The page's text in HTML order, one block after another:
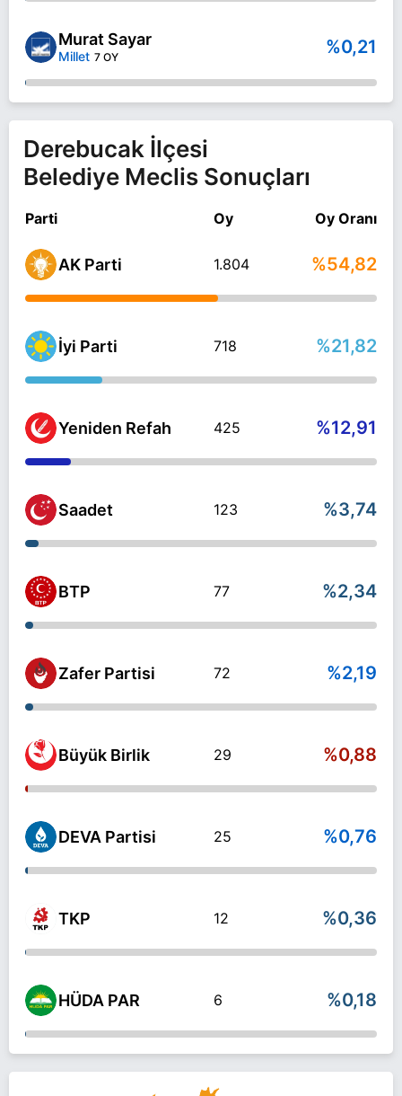
Murat Sayar
Millet 7 OY %0,21
Derebucak İlçesi
Belediye Meclis Sonuçları
Parti Oy Oy Oranı
AK Parti 1.804 %54,82
İyi Parti 718 %21,82
Yeniden Refah 425 %12,91
Saadet 123 %3,74
BTP 77 %2,34
Zafer Partisi 72 %2,19
Büyük Birlik 29 %0,88
DEVA Partisi 25 %0,76
TKP 12 %0,36
HÜDA PAR 6 %0,18